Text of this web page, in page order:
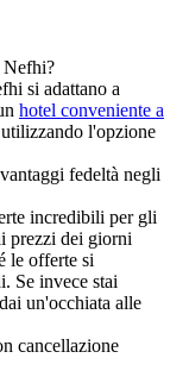
Nefhi?
si adattano a
hotel conveniente a
l'opzione
fedeltà negli
incredibili per gli
prezzi dei giorni
le offerte si
Se invece stai
un'occhiata alle
cancellazione